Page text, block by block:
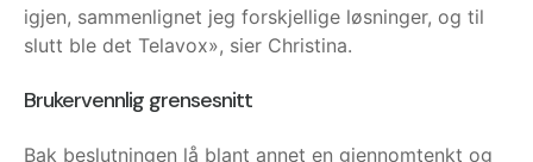
igjen, sammenlignet jeg forskjellige løsninger, og til
slutt ble det Telavox», sier Christina.
Brukervennlig grensesnitt
Bak beslutningen lå blant annet en gjennomtenkt og